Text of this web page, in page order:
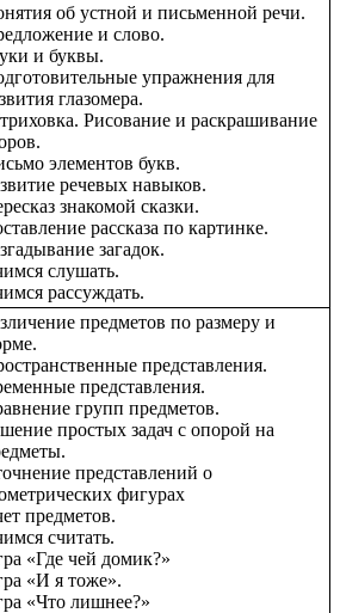
об устной и письменной речи.
и слово.
и буквы.
упражнения для
глазомера.
Рисование и раскрашивание
элементов букв.
речевых навыков.
знакомой сказки.
рассказа по картинке.
загадок.
слушать.
рассуждать.
предметов по размеру и
представления.
представления.
групп предметов.
простых задач с опорой на
представлений о
фигурах
предметов.
считать.
«Где чей домик?»
«И я тоже».
«Что лишнее?»